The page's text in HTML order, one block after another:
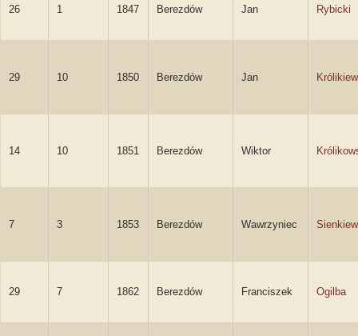
26 1 1847 Berezdów Jan Rybicki
29 10 1850 Berezdów Jan
14 10 1851 Berezdów Wiktor
7 3 1853 Berezdów Wawrzyniec
29 7 1862 Berezdów Franciszek Ogilba